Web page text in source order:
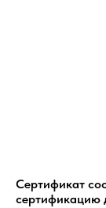
Сертификат
сертификацию